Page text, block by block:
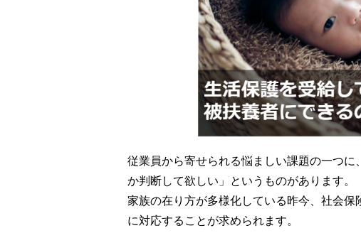
従業員から寄せられる悩ましい課題の一つ
か判断して欲しい」というものがあります。
家族の在り方が多様化している昨今、社会
に対応することが求められます。